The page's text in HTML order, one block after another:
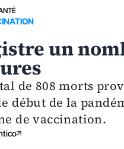
un
de 808 morts
début de la
de vaccination.